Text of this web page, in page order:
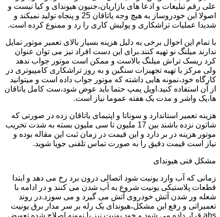
علی رقم تبلیغات و ادعا های بازاریان،جنیون هیوندای و کیا نیست و
اصولا این خودروساز به هیچ وجه یاتاقان 25 و پنجاه تولید نمیکند و
شدیدا عملیات تراشکاری و پولیش کاری را رد و ممنوع کرده است.
با تمام این احوال برخی به دلیل هزینه بسیار بالای تعمیر موتور تمایل
ندارند میلنگ نو تهیه کنند.برای این دست افراد نیز می توان عنوان
کرد ریسک تراش میلنگ بالاست و ممکن است موتور جواب ندهد
ولی مرکز با تهیه تجهیزات سنگین و به روز تراشکاری کامپیوتری در
کارگاه خود،نمونه هایی داشته که موتور جواب داده است و میتوانید
از آن استفاده کنید.اویل پمپ حتما باید عوض شود،ست کامل یاتاقان
ها،پک واشر و مدت یک هفته عموما نیاز است.
هزینه تعمیر استاندارد و سوناتا و اپتیمای یاتاقان زده در صورتی که
شاتون نزده باشند بین 17 ملیون تا سی ملیون بسته به شدت تخریب
موتور هزینه در بر دارد و این قیمت در زمان ثبت این مقاله بوده و
نیاز است قیمت دقیق را به صورت تماس تلفنی جویا شوید.
مشکل فنی هیوندای
زمانی که آب وارد یونیت شود اتصالی درون برد رخ می دهد و ابتدا
قطعات پلاستیکی یونیت شروع به آب شدن می کنند و در ادامه با
شعله ور شدن آتش خودروی آتش می گیرد و می سوزد.در روند
تعمیراتی و رفع این مشکل،هیوندای یک رله بر سر مدار برق یونیت
abs قرار داده می شود و خود یونیت نیز با نمونه اصلاح شده تعویض